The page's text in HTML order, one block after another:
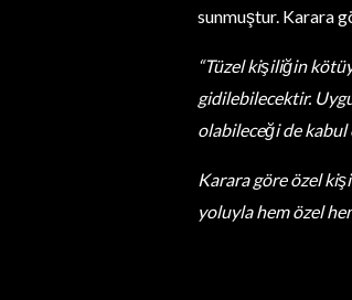
sunmuştur. Karara
“Tüzel kişiliğin
gidilebilecektir.
olabileceği de kabul
Karara göre özel
yoluyla hem özel